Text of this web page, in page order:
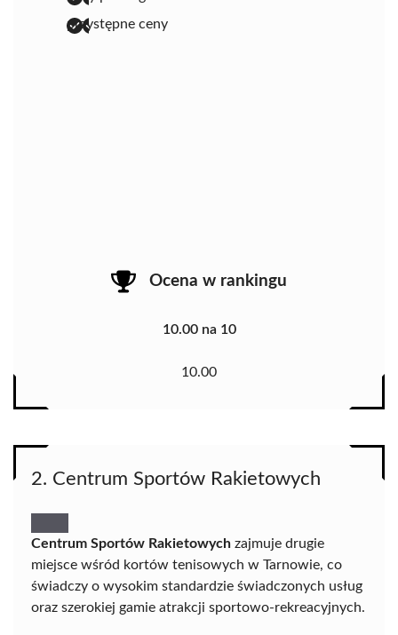
przystępne ceny
Ocena w rankingu
10.00 na 10
10.00
2. Centrum Sportów Rakietowych
Centrum Sportów Rakietowych zajmuje drugie
miejsce wśród kortów tenisowych w Tarnowie, co
świadczy o wysokim standardzie świadczonych usług
oraz szerokiej gamie atrakcji sportowo-rekreacyjnych.